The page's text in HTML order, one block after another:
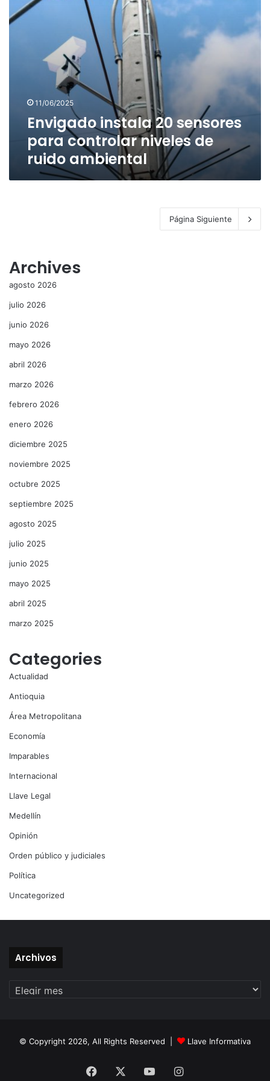
ruido
ambiental
11/06/2025
Envigado instala 20 sensores
para controlar niveles de
ruido ambiental
Página Siguiente
Archives
agosto 2026
julio 2026
junio 2026
mayo 2026
abril 2026
marzo 2026
febrero 2026
enero 2026
diciembre 2025
noviembre 2025
octubre 2025
septiembre 2025
agosto 2025
julio 2025
junio 2025
mayo 2025
abril 2025
marzo 2025
Categories
Actualidad
Antioquia
Área Metropolitana
Economía
Imparables
Internacional
Llave Legal
Medellín
Opinión
Orden público y judiciales
Política
Uncategorized
Archivos
© Copyright 2026, All Rights Reserved | Llave Informativa
Facebook YouTubeInstagram